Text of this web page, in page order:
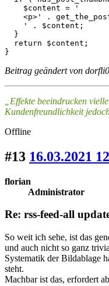
    $content = '
<p>' .
    ' . $content;
  }
  return $content;
}
Beitrag geändert von
„Effekte beeindrucken
Kundenfreundlichkeit
Offline
#13 16.03.2021
florian
Administrator
Re: rss-feed-all
So weit ich sehe, ist das
und auch nicht so ganz
Systematik der Bildablage
steht.
Machbar ist das, erfordert